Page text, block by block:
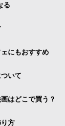
る
にもおすすめ
いて
はどこで買う？
方